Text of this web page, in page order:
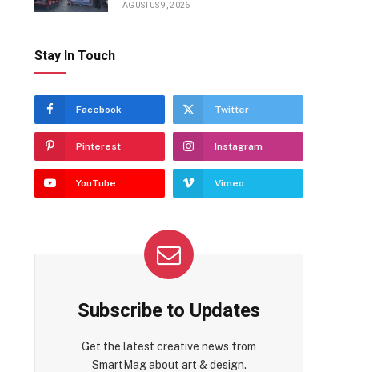
AGUSTUS 9, 2026
Stay In Touch
Facebook Twitter
Pinterest Instagram
YouTube Vimeo
Subscribe to Updates
Get the latest creative news from
SmartMag about art & design.